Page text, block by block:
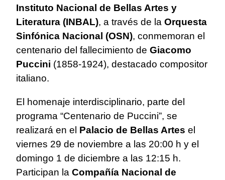
Instituto Nacional de Bellas Artes y
Literatura (INBAL), a través de la Orquesta
Sinfónica Nacional (OSN), conmemoran el
centenario del fallecimiento de Giacomo
Puccini (1858-1924), destacado compositor
italiano.
El homenaje interdisciplinario, parte del
programa “Centenario de Puccini”, se
realizará en el Palacio de Bellas Artes el
viernes 29 de noviembre a las 20:00 h y el
domingo 1 de diciembre a las 12:15 h.
Participan la Compañía Nacional de